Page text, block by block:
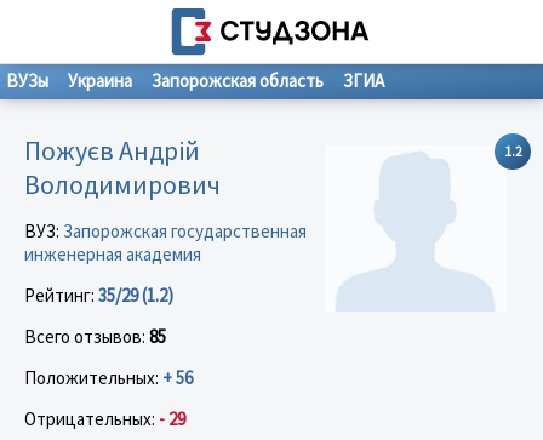
ВУЗы Украина Запорожская область ЗГИА
1.2
Пожуєв Андрій
Володимирович
ВУЗ: Запорожская государственная
инженерная академия
Рейтинг: 35/29 (1.2)
Всего отзывов: 85
Положительных: + 56
Отрицательных: - 29